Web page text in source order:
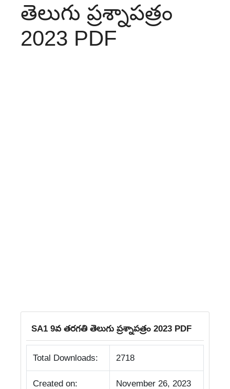
తెలుగు ప్రశ్నాపత్రం
2023 PDF
SA1 9వ తరగతి తెలుగు ప్రశ్నాపత్రం 2023 PDF
Total Downloads: 2718
Created on: November 26, 2023